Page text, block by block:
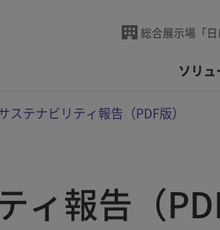
総合展示場「日
ソリ
ステナビリティ報告（PDF版）
ィ報告（